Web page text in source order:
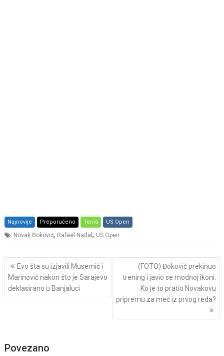
Najnovije Preporučeno Tenis US Open
Novak Đoković, Rafael Nadal, US Open
Post
navigation
Evo šta su izjavili Musemić i
Marinović nakon što je Sarajevo
deklasirano u Banjaluci
(FOTO) Đoković prekinuo
trening i javio se modnoj ikoni:
Ko je to pratio Novakovu
pripremu za meč iz prvog reda?
Povezano